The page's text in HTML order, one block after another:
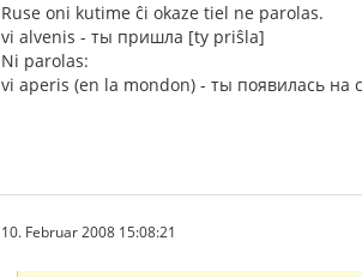
Ruse oni kutime ĉi okaze tiel ne parolas.
vi alvenis - ты пришла [ty priŝla]
Ni parolas:
vi aperis (en la mondon) - ты появилась на
10. Februar 2008 15:08:21